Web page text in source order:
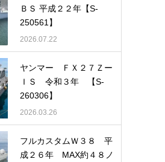
ＢＳ 平成２２年【S-
250561】
2026.07.22
ヤンマー ＦＸ２７Ｚー
ＩＳ 令和３年 【S-
260306】
2026.03.26
フルカスタムＷ３８ 平
成２６年 MAX約４８ノ